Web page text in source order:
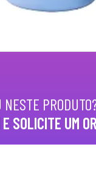
SOLICITE UM